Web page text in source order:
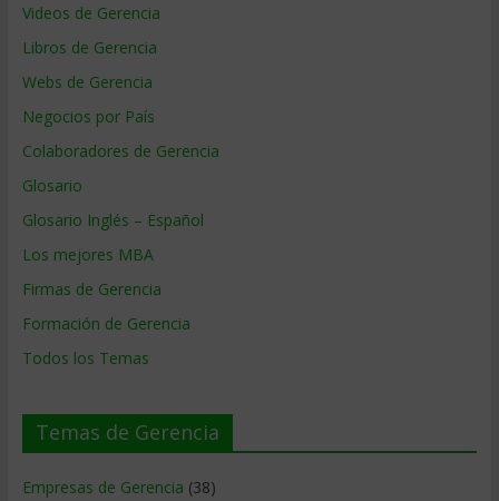
Videos de Gerencia
Libros de Gerencia
Webs de Gerencia
Negocios por País
Colaboradores de Gerencia
Glosario
Glosario Inglés – Español
Los mejores MBA
Firmas de Gerencia
Formación de Gerencia
Todos los Temas
Temas de Gerencia
Empresas de Gerencia (38)